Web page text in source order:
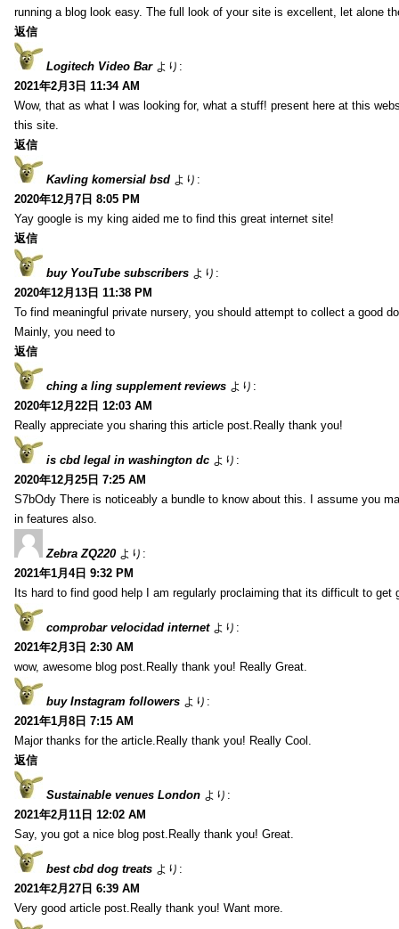
running a blog look easy. The full look of your site is excellent, let alone
返信
Logitech Video Bar より:
2021年2月3日 11:34 AM
Wow, that as what I was looking for, what a stuff! present here at this
this site.
返信
Kavling komersial bsd より:
2020年12月7日 8:05 PM
Yay google is my king aided me to find this great internet site!
返信
buy YouTube subscribers より:
2020年12月13日 11:38 PM
To find meaningful private nursery, you should attempt to collect a good
Mainly, you need to
返信
ching a ling supplement reviews より:
2020年12月22日 12:03 AM
Really appreciate you sharing this article post.Really thank you!
is cbd legal in washington dc より:
2020年12月25日 7:25 AM
S7bOdy There is noticeably a bundle to know about this. I assume you
in features also.
Zebra ZQ220 より:
2021年1月4日 9:32 PM
Its hard to find good help I am regularly proclaiming that its difficult to get
comprobar velocidad internet より:
2021年2月3日 2:30 AM
wow, awesome blog post.Really thank you! Really Great.
buy Instagram followers より:
2021年1月8日 7:15 AM
Major thanks for the article.Really thank you! Really Cool.
返信
Sustainable venues London より:
2021年2月11日 12:02 AM
Say, you got a nice blog post.Really thank you! Great.
best cbd dog treats より:
2021年2月27日 6:39 AM
Very good article post.Really thank you! Want more.